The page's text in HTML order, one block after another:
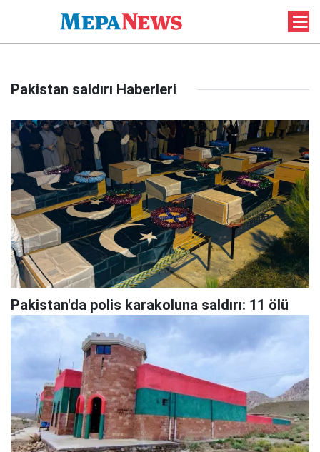
Pakistan saldırı Haberleri
Pakistan'da polis karakoluna saldırı: 11 ölü